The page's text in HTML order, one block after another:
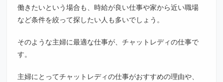
働きたいという場合も、時給が良い仕事や家から近い職場
など条件を絞って探したい人も多いでしょう。
そのような主婦に最適な仕事が、チャットレディの仕事で
す。
主婦にとってチャットレディの仕事がおすすめの理由や、